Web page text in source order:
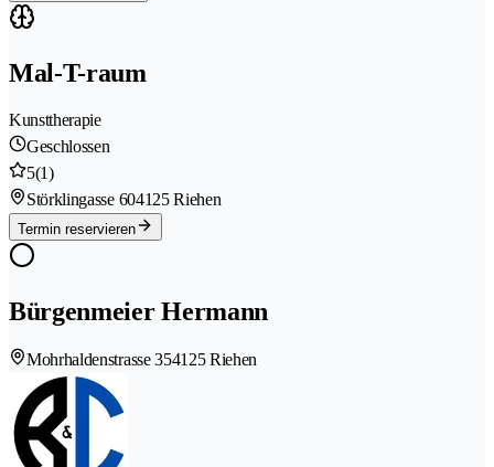
Mal-T-raum
Kunsttherapie
Geschlossen
5(1)
Störklingasse 604125 Riehen
Termin reservieren
Bürgenmeier Hermann
Mohrhaldenstrasse 354125 Riehen